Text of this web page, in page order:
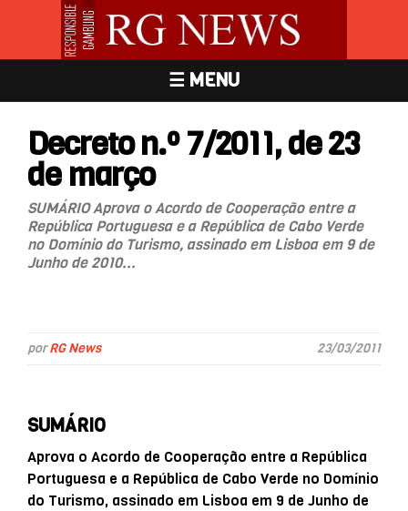
☰ MENU
Decreto n.º 7/2011, de 23
de março
SUMÁRIO Aprova o Acordo de Cooperação entre a
República Portuguesa e a República de Cabo Verde
no Domínio do Turismo, assinado em Lisboa em 9 de
Junho de 2010...
porRG News 23/03/2011
SUMÁRIO
Aprova o Acordo de Cooperação entre a República
Portuguesa e a República de Cabo Verde no Domínio
do Turismo, assinado em Lisboa em 9 de Junho de